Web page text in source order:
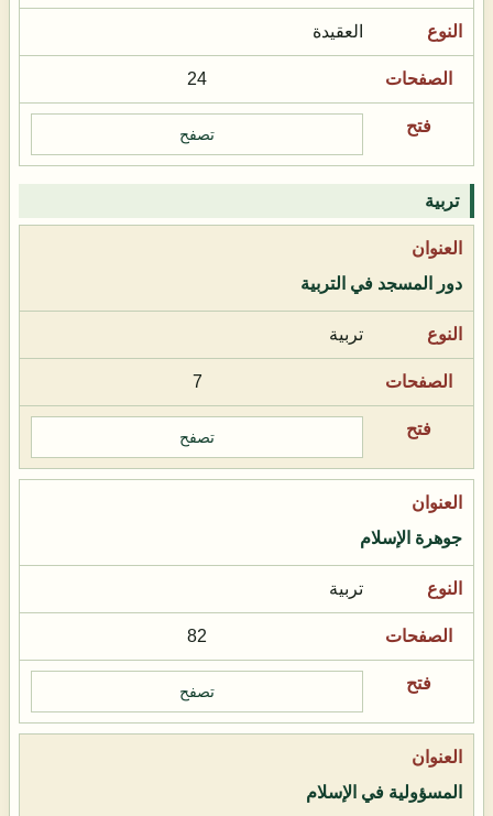
العقيدة
24
تصفح
تربية
دور المسجد في التربية
تربية
7
تصفح
جوهرة الإسلام
تربية
82
تصفح
المسؤولية في الإسلام